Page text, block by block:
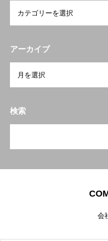
RECRUITMENT
個人情報のお取り扱いについて
アーカイブ
検索
会